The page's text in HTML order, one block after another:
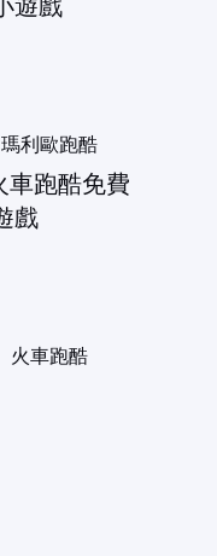
瑪利歐跑酷
火車跑酷